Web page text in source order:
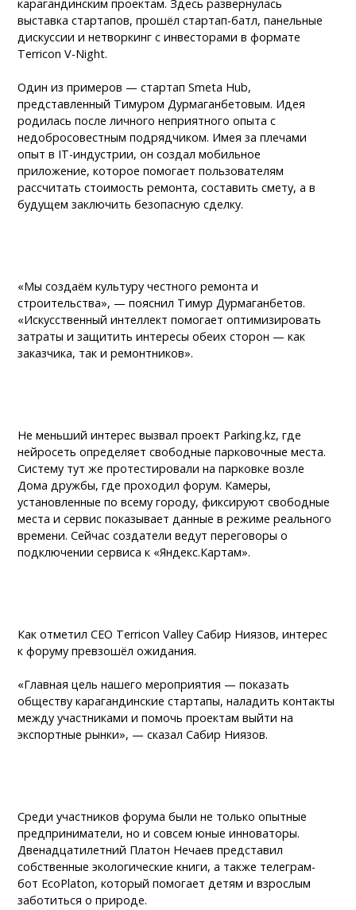
карагандинским проектам. Здесь развернулась
выставка стартапов, прошёл стартап-батл, панельные
дискуссии и нетворкинг с инвесторами в формате
Terricon V-Night.
Один из примеров — стартап Smeta Hub,
представленный Тимуром Дурмаганбетовым. Идея
родилась после личного неприятного опыта с
недобросовестным подрядчиком. Имея за плечами
опыт в IT-индустрии, он создал мобильное
приложение, которое помогает пользователям
рассчитать стоимость ремонта, составить смету, а в
будущем заключить безопасную сделку.
«Мы создаём культуру честного ремонта и
строительства», — пояснил Тимур Дурмаганбетов.
«Искусственный интеллект помогает оптимизировать
затраты и защитить интересы обеих сторон — как
заказчика, так и ремонтников».
Не меньший интерес вызвал проект Parking.kz, где
нейросеть определяет свободные парковочные места.
Систему тут же протестировали на парковке возле
Дома дружбы, где проходил форум. Камеры,
установленные по всему городу, фиксируют свободные
места и сервис показывает данные в режиме реального
времени. Сейчас создатели ведут переговоры о
подключении сервиса к «Яндекс.Картам».
Как отметил CEO Terricon Valley Сабир Ниязов, интерес
к форуму превзошёл ожидания.
«Главная цель нашего мероприятия — показать
обществу карагандинские стартапы, наладить контакты
между участниками и помочь проектам выйти на
экспортные рынки», — сказал Сабир Ниязов.
Среди участников форума были не только опытные
предприниматели, но и совсем юные инноваторы.
Двенадцатилетний Платон Нечаев представил
собственные экологические книги, а также телеграм-
бот EcoPlaton, который помогает детям и взрослым
заботиться о природе.